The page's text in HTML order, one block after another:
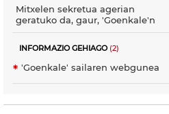
Mitxelen sekretua agerian
geratuko da, gaur, 'Goenkale'n
INFORMAZIO GEHIAGO(2)
'Goenkale' sailaren webgunea